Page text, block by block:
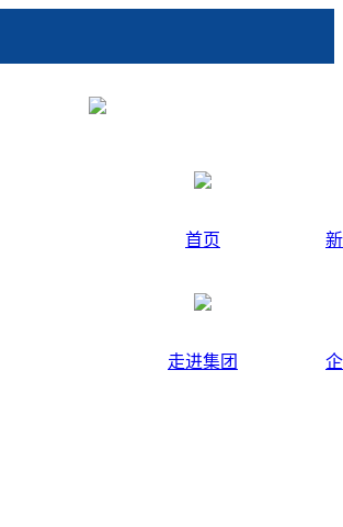
首页
走进集团